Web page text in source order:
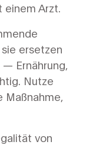
einem Arzt.
ersetzen
Ernährung,
Nutze
Maßnahme,
von